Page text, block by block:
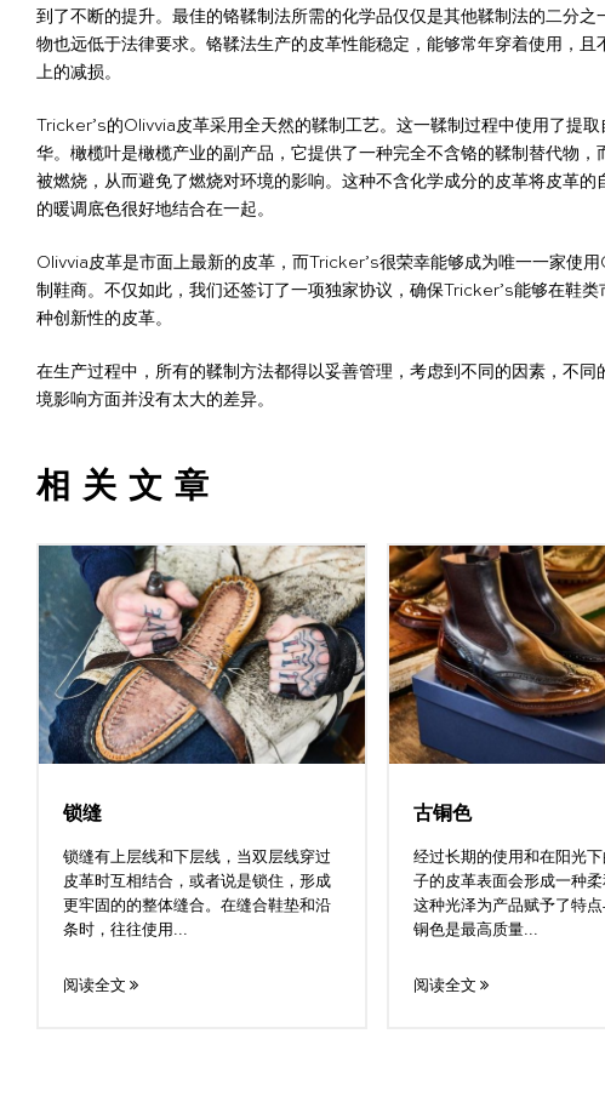
到了不断的提升。最佳的铬鞣制法所需的化学品仅仅是其他鞣制法的二分之
物也远低于法律要求。铬鞣法生产的皮革性能稳定，能够常年穿着使用，且
上的减损。
Tricker’s的Olivvia皮革采用全天然的鞣制工艺。这一鞣制过程中使用了提
华。橄榄叶是橄榄产业的副产品，它提供了一种完全不含铬的鞣制替代物，
被燃烧，从而避免了燃烧对环境的影响。这种不含化学成分的皮革将皮革的
的暖调底色很好地结合在一起。
Olivvia皮革是市面上最新的皮革，而Tricker’s很荣幸能够成为唯一一家使用
制鞋商。不仅如此，我们还签订了一项独家协议，确保Tricker’s能够在鞋类
种创新性的皮革。
在生产过程中，所有的鞣制方法都得以妥善管理，考虑到不同的因素，不同
境影响方面并没有太大的差异。
相关文章
锁缝
锁缝有上层线和下层线，当双层线穿过
皮革时互相结合，或者说是锁住，形成
更牢固的的整体缝合。在缝合鞋垫和沿
条时，往往使用...
阅读全文
古铜色
经过长期的使用和在阳光
子的皮革表面会形成一种柔
这种光泽为产品赋予了特
铜色是最高质量...
阅读全文